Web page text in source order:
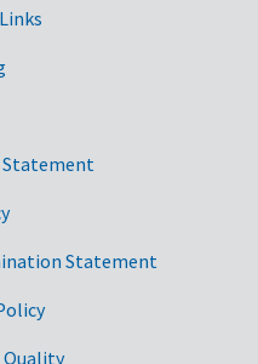
Links
Statement
Statement